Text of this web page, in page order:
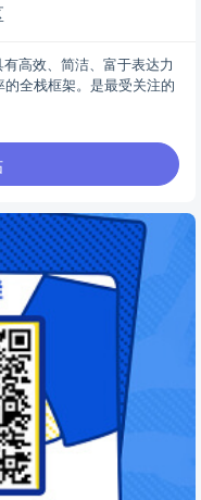
高效、简洁、富于表达力
全栈框架。是最受关注的